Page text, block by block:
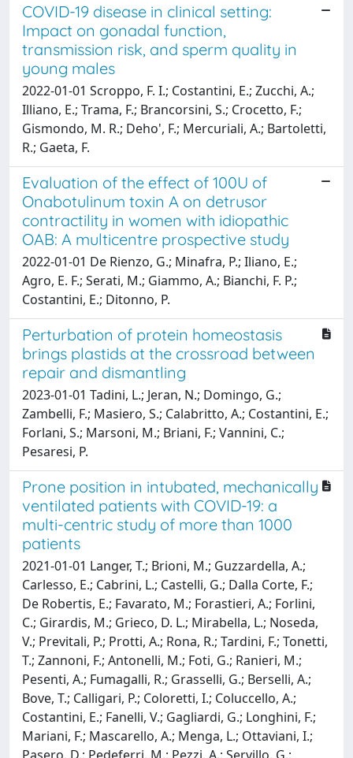
COVID-19 disease in clinical setting:
Impact on gonadal function,
transmission risk, and sperm quality in
young males
2022-01-01 Scroppo, F. I.; Costantini, E.; Zucchi, A.;
Illiano, E.; Trama, F.; Brancorsini, S.; Crocetto, F.;
Gismondo, M. R.; Deho', F.; Mercuriali, A.; Bartoletti,
R.; Gaeta, F.
Evaluation of the effect of 100U of
Onabotulinum toxin A on detrusor
contractility in women with idiopathic
OAB: A multicentre prospective study
2022-01-01 De Rienzo, G.; Minafra, P.; Iliano, E.;
Agro, E. F.; Serati, M.; Giammo, A.; Bianchi, F. P.;
Costantini, E.; Ditonno, P.
Perturbation of protein homeostasis
brings plastids at the crossroad between
repair and dismantling
2023-01-01 Tadini, L.; Jeran, N.; Domingo, G.;
Zambelli, F.; Masiero, S.; Calabritto, A.; Costantini, E.;
Forlani, S.; Marsoni, M.; Briani, F.; Vannini, C.;
Pesaresi, P.
Prone position in intubated, mechanically
ventilated patients with COVID-19: a
multi-centric study of more than 1000
patients
2021-01-01 Langer, T.; Brioni, M.; Guzzardella, A.;
Carlesso, E.; Cabrini, L.; Castelli, G.; Dalla Corte, F.;
De Robertis, E.; Favarato, M.; Forastieri, A.; Forlini,
C.; Girardis, M.; Grieco, D. L.; Mirabella, L.; Noseda,
V.; Previtali, P.; Protti, A.; Rona, R.; Tardini, F.; Tonetti,
T.; Zannoni, F.; Antonelli, M.; Foti, G.; Ranieri, M.;
Pesenti, A.; Fumagalli, R.; Grasselli, G.; Berselli, A.;
Bove, T.; Calligari, P.; Coloretti, I.; Coluccello, A.;
Costantini, E.; Fanelli, V.; Gagliardi, G.; Longhini, F.;
Mariani, F.; Mascarello, A.; Menga, L.; Ottaviani, I.;